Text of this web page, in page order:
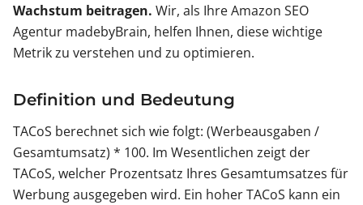
Wachstum beitragen. Wir, als Ihre Amazon SEO
Agentur madebyBrain, helfen Ihnen, diese wichtige
Metrik zu verstehen und zu optimieren.
Definition und Bedeutung
TACoS berechnet sich wie folgt: (Werbeausgaben /
Gesamtumsatz) * 100. Im Wesentlichen zeigt der
TACoS, welcher Prozentsatz Ihres Gesamtumsatzes für
Werbung ausgegeben wird. Ein hoher TACoS kann ein